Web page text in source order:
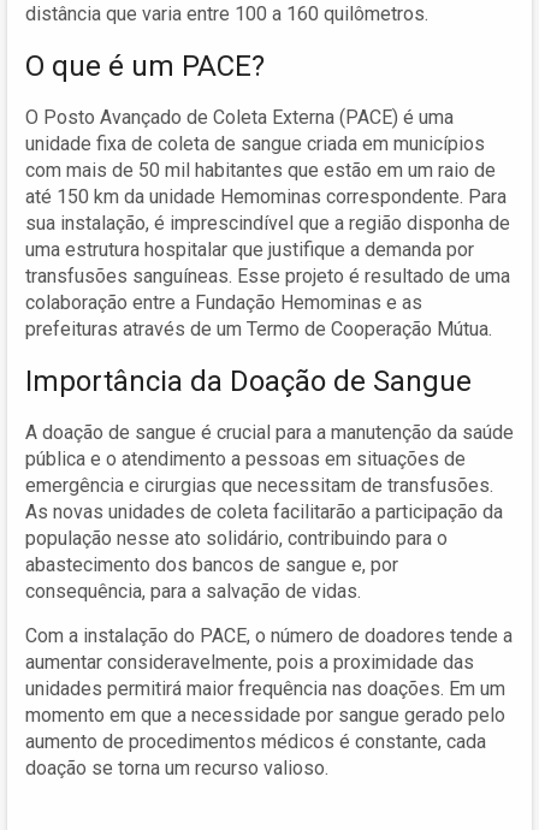
distância que varia entre 100 a 160 quilômetros.
O que é um PACE?
O Posto Avançado de Coleta Externa (PACE) é uma
unidade fixa de coleta de sangue criada em municípios
com mais de 50 mil habitantes que estão em um raio de
até 150 km da unidade Hemominas correspondente. Para
sua instalação, é imprescindível que a região disponha de
uma estrutura hospitalar que justifique a demanda por
transfusões sanguíneas. Esse projeto é resultado de uma
colaboração entre a Fundação Hemominas e as
prefeituras através de um Termo de Cooperação Mútua.
Importância da Doação de Sangue
A doação de sangue é crucial para a manutenção da saúde
pública e o atendimento a pessoas em situações de
emergência e cirurgias que necessitam de transfusões.
As novas unidades de coleta facilitarão a participação da
população nesse ato solidário, contribuindo para o
abastecimento dos bancos de sangue e, por
consequência, para a salvação de vidas.
Com a instalação do PACE, o número de doadores tende a
aumentar consideravelmente, pois a proximidade das
unidades permitirá maior frequência nas doações. Em um
momento em que a necessidade por sangue gerado pelo
aumento de procedimentos médicos é constante, cada
doação se torna um recurso valioso.